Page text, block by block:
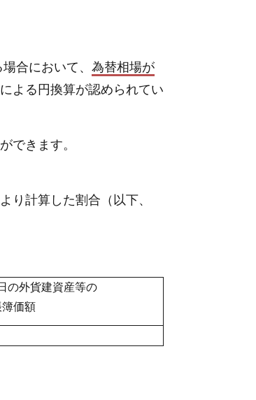
合において、 為替相場が
よる円換算が認められてい
できます。
り計算した割合（以下、
の外貨建資産等の
簿価額